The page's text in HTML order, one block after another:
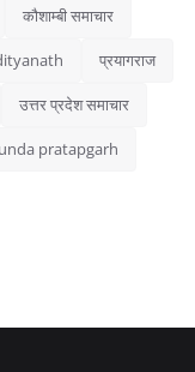
कौशाम्बी समाचार
प्रयागराज
उत्तर प्रदेश समाचार
pratapgarh